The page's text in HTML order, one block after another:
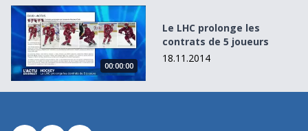
Le LHC prolonge les contrats de 5 joueurs
00:00:00
Le LHC prolonge les
contrats de 5 joueurs
18.11.2014